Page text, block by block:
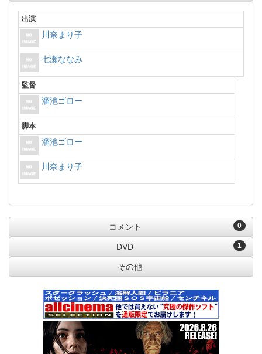
出演
川奈まり子
七瀬ななみ
監督
溜池ゴロー
脚本
溜池ゴロー
川奈まり子
0
コメント
1
DVD
その他